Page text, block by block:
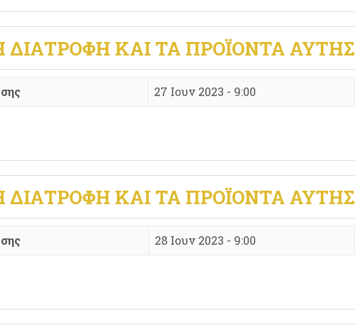
ΚΑΙ ΤΑ ΠΡΟΪΌΝΤΑ ΑΥΤΉΣ
27 Ιουν 2023 - 9:00
ΚΑΙ ΤΑ ΠΡΟΪΌΝΤΑ ΑΥΤΉΣ
28 Ιουν 2023 - 9:00